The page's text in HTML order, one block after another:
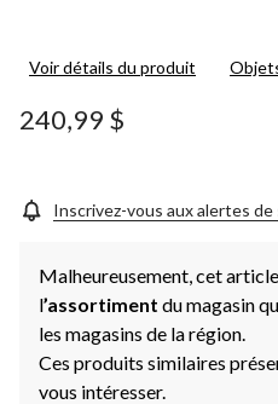
Voir détails du produit
240,99 $
Inscrivez-vous aux alertes de
Malheureusement, cet article
l’assortiment du magasin
les magasins de la région.
Ces produits similaires
vous intéresser.